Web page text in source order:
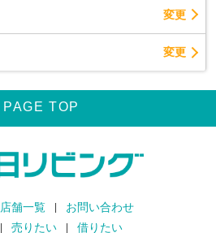
変更
変更
PAGE TOP
店舗一覧
お問い合わせ
売りたい 借りたい